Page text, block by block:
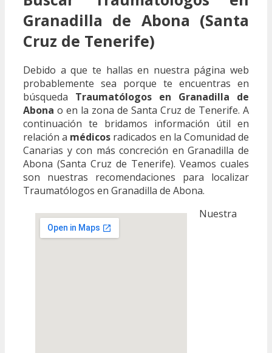
Granadilla de Abona (Santa
Cruz de Tenerife)
Debido a que te hallas en nuestra página web
probablemente sea porque te encuentras en
búsqueda Traumatólogos en Granadilla de
Abona o en la zona de Santa Cruz de Tenerife. A
continuación te bridamos información útil en
relación a médicos radicados en la Comunidad de
Canarias y con más concreción en Granadilla de
Abona (Santa Cruz de Tenerife). Veamos cuales
son nuestras recomendaciones para localizar
Traumatólogos en Granadilla de Abona.
Nuestra